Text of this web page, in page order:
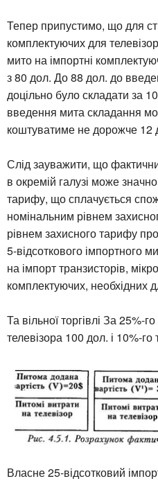
Тепер припустимо, що для
комплектуючих для
мито на імпортні
з 80 дол. До 88 дол. до
доцільно було складати за
введення мита складання
коштуватиме не дорожче 12
Слід зауважити, що
в окремій галузі може
тарифу, що сплачується
номінальним рівнем
рівнем захисного тарифу
5-відсоткового імпортного
на імпорт транзисторів,
комплектуючих, необхідних
Та вільної торгівлі За 25%-
телевізора 100 дол. і 10%-
Власне 25-відсотковий